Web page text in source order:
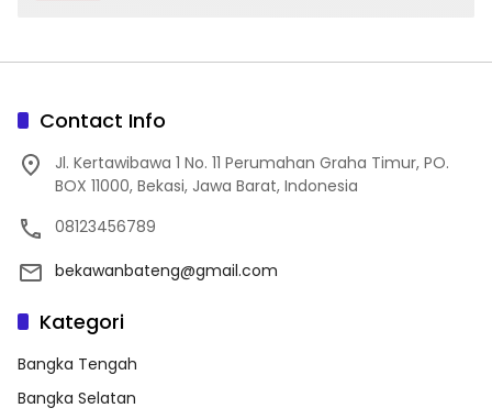
Contact Info
Jl. Kertawibawa 1 No. 11 Perumahan Graha Timur, PO.
BOX 11000, Bekasi, Jawa Barat, Indonesia
08123456789
bekawanbateng@gmail.com
Kategori
Bangka Tengah
Bangka Selatan